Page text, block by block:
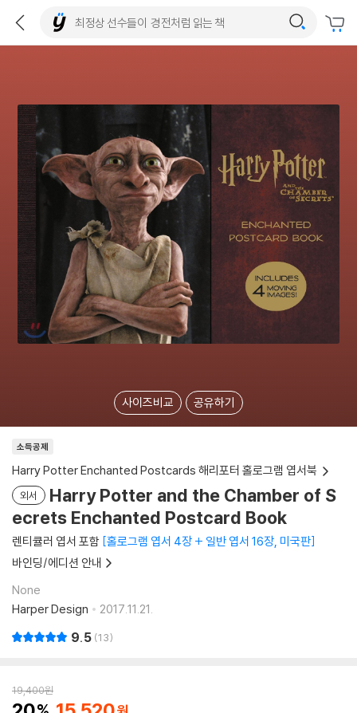
사이즈비교 공유하기
소득공제
Harry Potter Enchanted Postcards 해리포터 홀로그램 엽서북
외서
Harry Potter and the Chamber of S
ecrets Enchanted Postcard Book
렌티큘러 엽서 포함 홀로그램 엽서 4장 + 일반 엽서 16장, 미국판
바인딩/에디션 안내
None
Harper Design
2017.11.21.
9.5 13
19,400원